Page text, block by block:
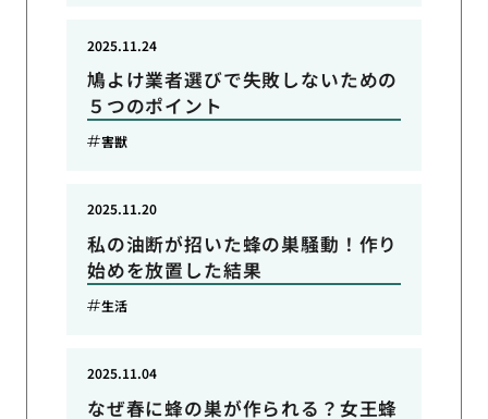
鳩よけ業者選びで失敗しないための
５つのポイント
2025.11.24
害獣
私の油断が招いた蜂の巣騒動！作り
始めを放置した結果
2025.11.20
生活
なぜ春に蜂の巣が作られる？女王蜂
2025.11.04